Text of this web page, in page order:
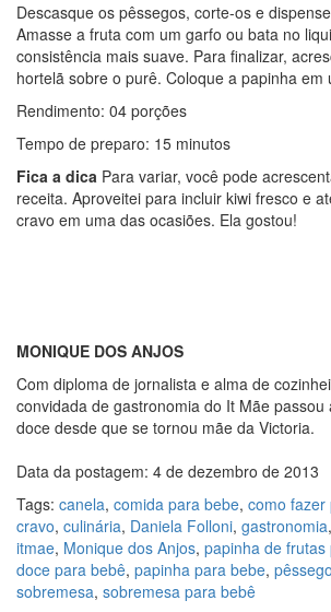
Descasque os pêssegos, corte-os e
Amasse a fruta com um garfo ou bata no
consistência mais suave. Para finalizar,
hortelã sobre o purê. Coloque a papinha em
Rendimento: 04 porções
Tempo de preparo: 15 minutos
Fica a dica Para variar, você pode
receita. Aproveitei para incluir kiwi fresco e
cravo em uma das ocasiões. Ela gostou!
MONIQUE DOS ANJOS
Com diploma de jornalista e alma de
convidada de gastronomia do It Mãe passou
doce desde que se tornou mãe da Victoria.
Data da postagem: 4 de dezembro de 2013
Tags: canela, comida para bebe, como fazer
cravo, culinária, Daniela Folloni, gastronomia,
itmae, Monique dos Anjos, papinha de frutas
doce para bebê, papinha para bebe, pêssego
sobremesa, sobremesa para bebê